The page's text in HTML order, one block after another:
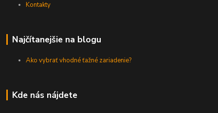
Kontakty
Najčítanejšie na blogu
Ako vybrať vhodné ťažné zariadenie?
Kde nás nájdete